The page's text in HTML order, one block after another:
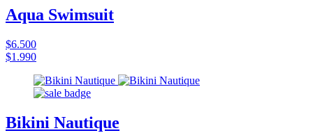
Aqua Swimsuit
$6.500
$1.990
Bikini Nautique